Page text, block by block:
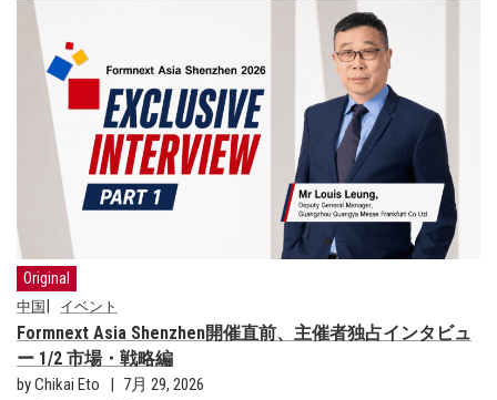
Original
中国 イベント
Formnext Asia Shenzhen開催直前、主催者独占インタビュ
ー 1/2 市場・戦略編
by Chikai Eto
7月 29, 2026